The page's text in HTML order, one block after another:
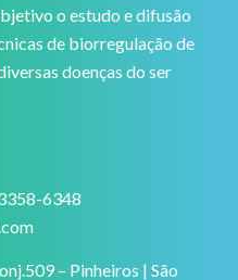
o estudo e difusão
de biorregulação de
doenças do ser
6348
– Pinheiros | São